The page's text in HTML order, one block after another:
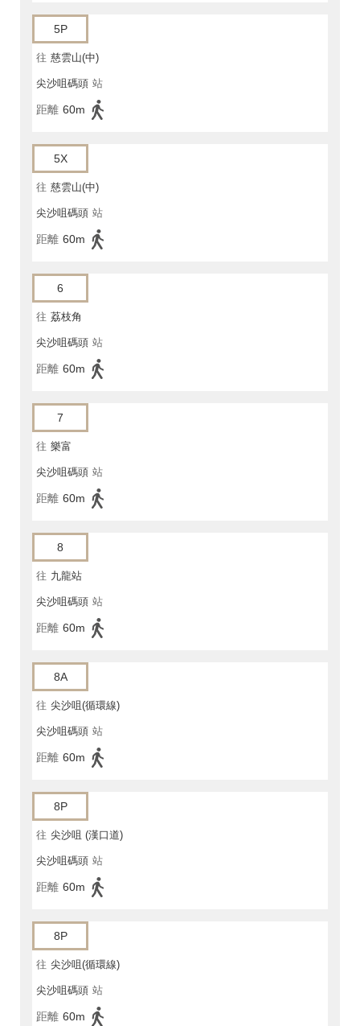
5P
往 慈雲山(中)
尖沙咀碼頭 站
距離 60m
5X
往 慈雲山(中)
尖沙咀碼頭 站
距離 60m
6
往 荔枝角
尖沙咀碼頭 站
距離 60m
7
往 樂富
尖沙咀碼頭 站
距離 60m
8
往 九龍站
尖沙咀碼頭 站
距離 60m
8A
往 尖沙咀(循環線)
尖沙咀碼頭 站
距離 60m
8P
往 尖沙咀 (漢口道)
尖沙咀碼頭 站
距離 60m
8P
往 尖沙咀(循環線)
尖沙咀碼頭 站
距離 60m